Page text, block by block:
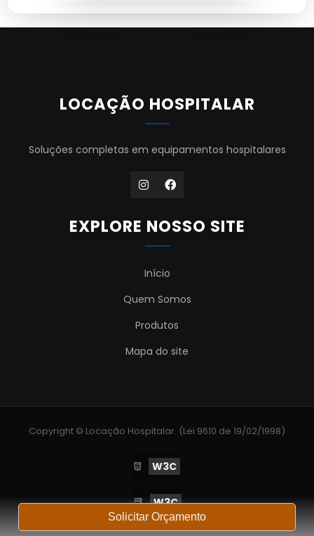
Solicitar Orçamento
LOCAÇÃO HOSPITALAR
Soluções completas em equipamentos hospitalares
EXPLORE NOSSO SITE
Início
Quem Somos
Produtos
Mapa do site
Copyright © Locação Hospitalar. (Lei 9610 de 19/02/1998)
W3C
W3C